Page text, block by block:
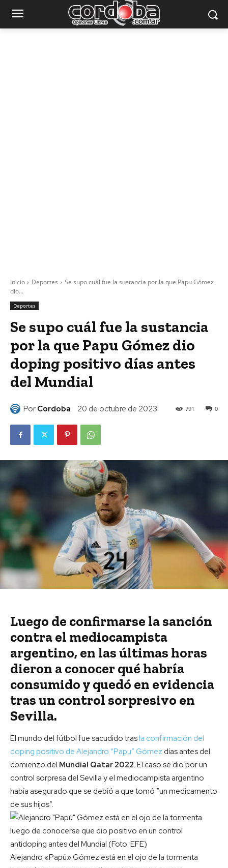
Inicio Deportes
Se supo cuál fue la sustancia por la que Papu Gómez
dio...
Deportes
Se supo cuál fue la sustancia
por la que Papu Gómez dio
doping positivo días antes
del Mundial
Por Cordoba 20 de octubre de 2023 0
791
Luego de confirmarse la sanción
contra el mediocampista
argentino, en las últimas horas
dieron a conocer qué habría
consumido y quedó en evidencia
tras un control sorpresivo en
Sevilla.
El mundo del fútbol fue sacudido trasla confirmación del
doping positivo de Alejandro “Papu” Gómez días antes del
comienzo del Mundial Qatar 2022. El caso se dio por un
control sorpresa del Sevilla y el mediocampista argentino
había asegurado que se debió a que tomó “un medicamento
de sus hijos”.
Alejandro «Papú» Gómez está en el ojo de la tormenta